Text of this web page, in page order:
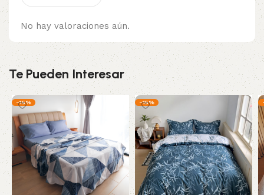
No hay valoraciones aún.
Te Pueden Interesar
-15% -15%